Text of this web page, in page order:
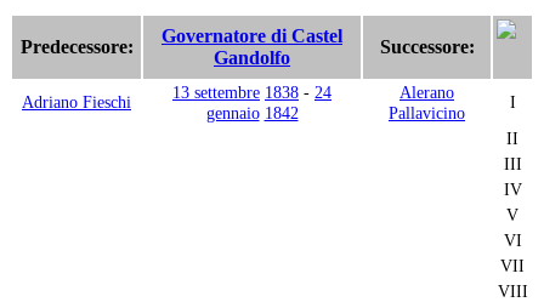
Predecessore:
Governatore di Castel
Gandolfo
Successore:
Adriano Fieschi 13 settembre 1838 - 24
gennaio 1842
Alerano
Pallavicino
I
II
III
IV
V
VI
VII
VIII